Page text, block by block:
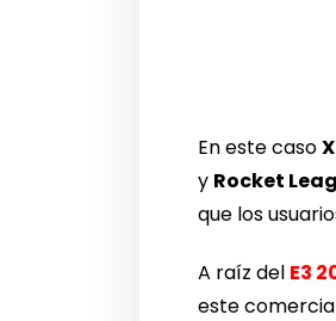
En este caso
y Rocket
que los
A raíz del E3
este